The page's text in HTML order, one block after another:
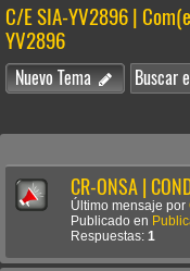
C/E SIA-YV2896 |
YV2896
Nuevo Tema
CR-ONSA |
Último mensaje por
Publicado en
Respuestas: 1